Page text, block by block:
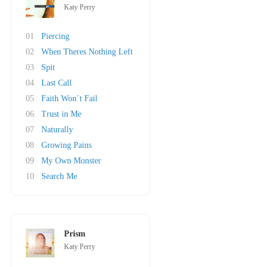
Katy Perry
01
Piercing
02
When Theres Nothing Left
03
Spit
04
Last Call
05
Faith Won´t Fail
06
Trust in Me
07
Naturally
08
Growing Pains
09
My Own Monster
10
Search Me
Prism
Katy Perry